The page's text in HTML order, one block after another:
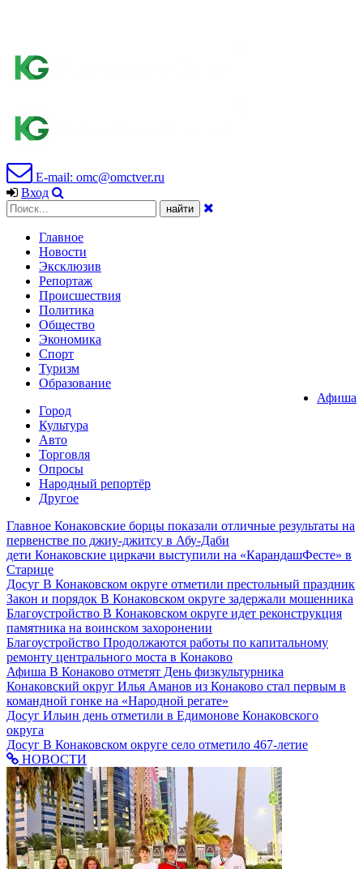
E-mail: omc@omctver.ru
Вход
Главное
Новости
Эксклюзив
Репортаж
Происшествия
Политика
Общество
Экономика
Спорт
Туризм
Образование
Афиша
Город
Культура
Авто
Торговля
Опросы
Народный репортёр
Другое
Главное Конаковские борцы показали отличные результаты на
первенстве по джиу-джитсу в Абу-Даби
дети Конаковские циркачи выступили на «КарандашФесте» в
Старице
Досуг В Конаковском округе отметили престольный праздник
Закон и порядок В Конаковском округе задержали мошенника
Благоустройство В Конаковском округе идет реконструкция
памятника на воинском захоронении
Благоустройство Продолжаются работы по капитальному
ремонту центрального моста в Конаково
Афиша В Конаково отметят День физкультурника
Конаковский округ Илья Аманов из Конаково стал первым в
командной гонке на «Народной регате»
Досуг Ильин день отметили в Едимонове Конаковского
округа
Досуг В Конаковском округе село отметило 467-летие
НОВОСТИ